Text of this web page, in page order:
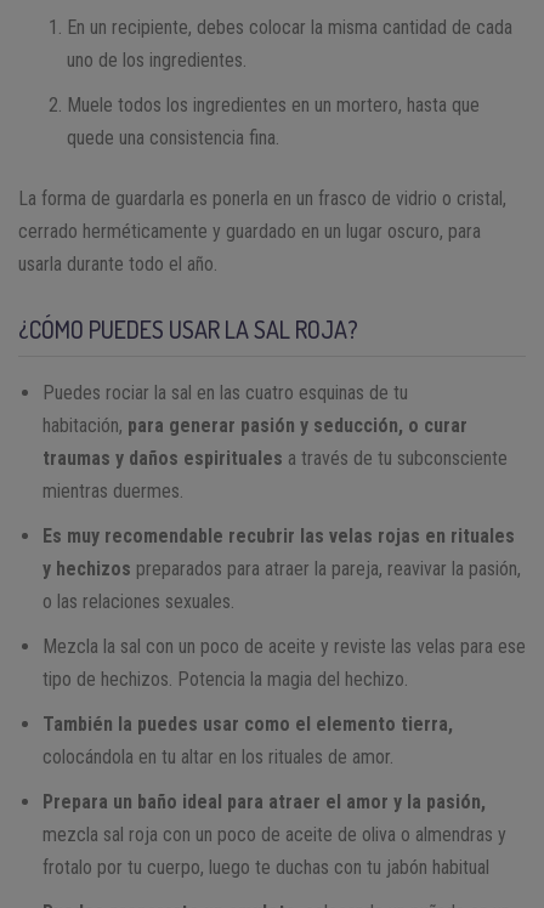
En un recipiente, debes colocar la misma cantidad de cada
uno de los ingredientes.
Muele todos los ingredientes en un mortero, hasta que
quede una consistencia fina.
La forma de guardarla es ponerla en un frasco de vidrio o cristal,
cerrado herméticamente y guardado en un lugar oscuro, para
usarla durante todo el año.
¿CÓMO PUEDES USAR LA SAL ROJA?
Puedes rociar la sal en las cuatro esquinas de tu
habitación, para generar pasión y seducción, o curar
traumas y daños espirituales a través de tu subconsciente
mientras duermes.
Es muy recomendable recubrir las velas rojas en rituales
y hechizos preparados para atraer la pareja, reavivar la pasión,
o las relaciones sexuales.
Mezcla la sal con un poco de aceite y reviste las velas para ese
tipo de hechizos. Potencia la magia del hechizo.
También la puedes usar como el elemento tierra,
colocándola en tu altar en los rituales de amor.
Prepara un baño ideal para atraer el amor y la pasión,
mezcla sal roja con un poco de aceite de oliva o almendras y
frotalo por tu cuerpo, luego te duchas con tu jabón habitual